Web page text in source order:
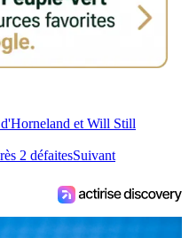
et Will Still
2 défaitesSuivant